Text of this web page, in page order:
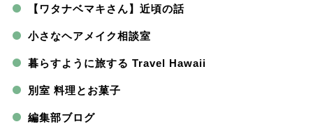
【ワタナベマキさん】近頃の話
小さなヘアメイク相談室
暮らすように旅する Travel Hawaii
別室 料理とお菓子
編集部ブログ